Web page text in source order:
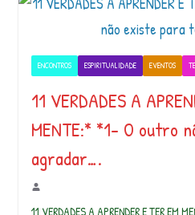
ENCONTROS ESPIRITUALIDADE EVENTOS
11 VERDADES A
MENTE:* *1- O outro
agradar….
11 VERDADES A APRENDER E TER EM